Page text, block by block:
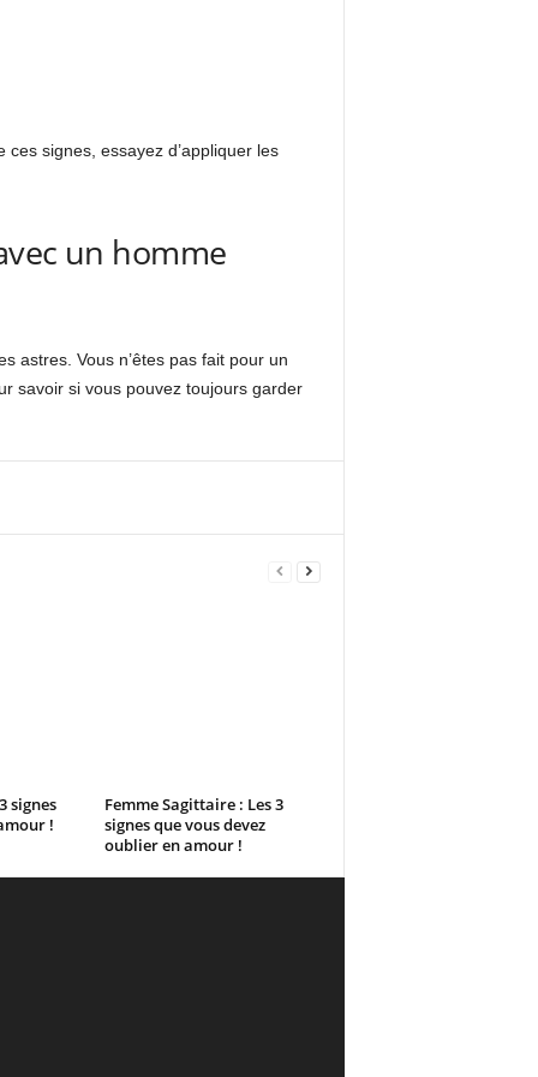
signes, essayez d’appliquer les
un homme
astres. Vous n’êtes pas fait pour un
savoir si vous pouvez toujours garder
signes
!
Femme Sagittaire : Les 3
signes que vous devez
oublier en amour !